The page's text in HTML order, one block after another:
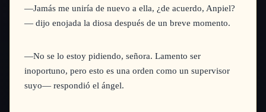
—Jamás me uniría de nuevo a ella, ¿de acuerdo, Anpiel?
— dijo enojada la diosa después de un breve momento.
—No se lo estoy pidiendo, señora. Lamento ser
inoportuno, pero esto es una orden como un supervisor
suyo— respondió el ángel.